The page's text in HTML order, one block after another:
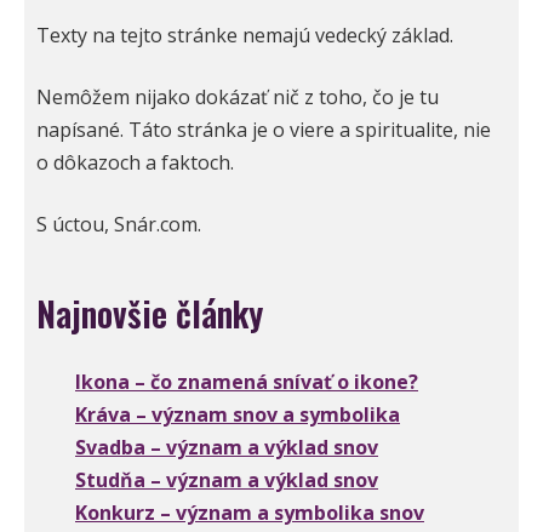
Texty na tejto stránke nemajú vedecký základ.
Nemôžem nijako dokázať nič z toho, čo je tu
napísané. Táto stránka je o viere a spiritualite, nie
o dôkazoch a faktoch.
S úctou, Snár.com.
Najnovšie články
Ikona – čo znamená snívať o ikone?
Kráva – význam snov a symbolika
Svadba – význam a výklad snov
Studňa – význam a výklad snov
Konkurz – význam a symbolika snov